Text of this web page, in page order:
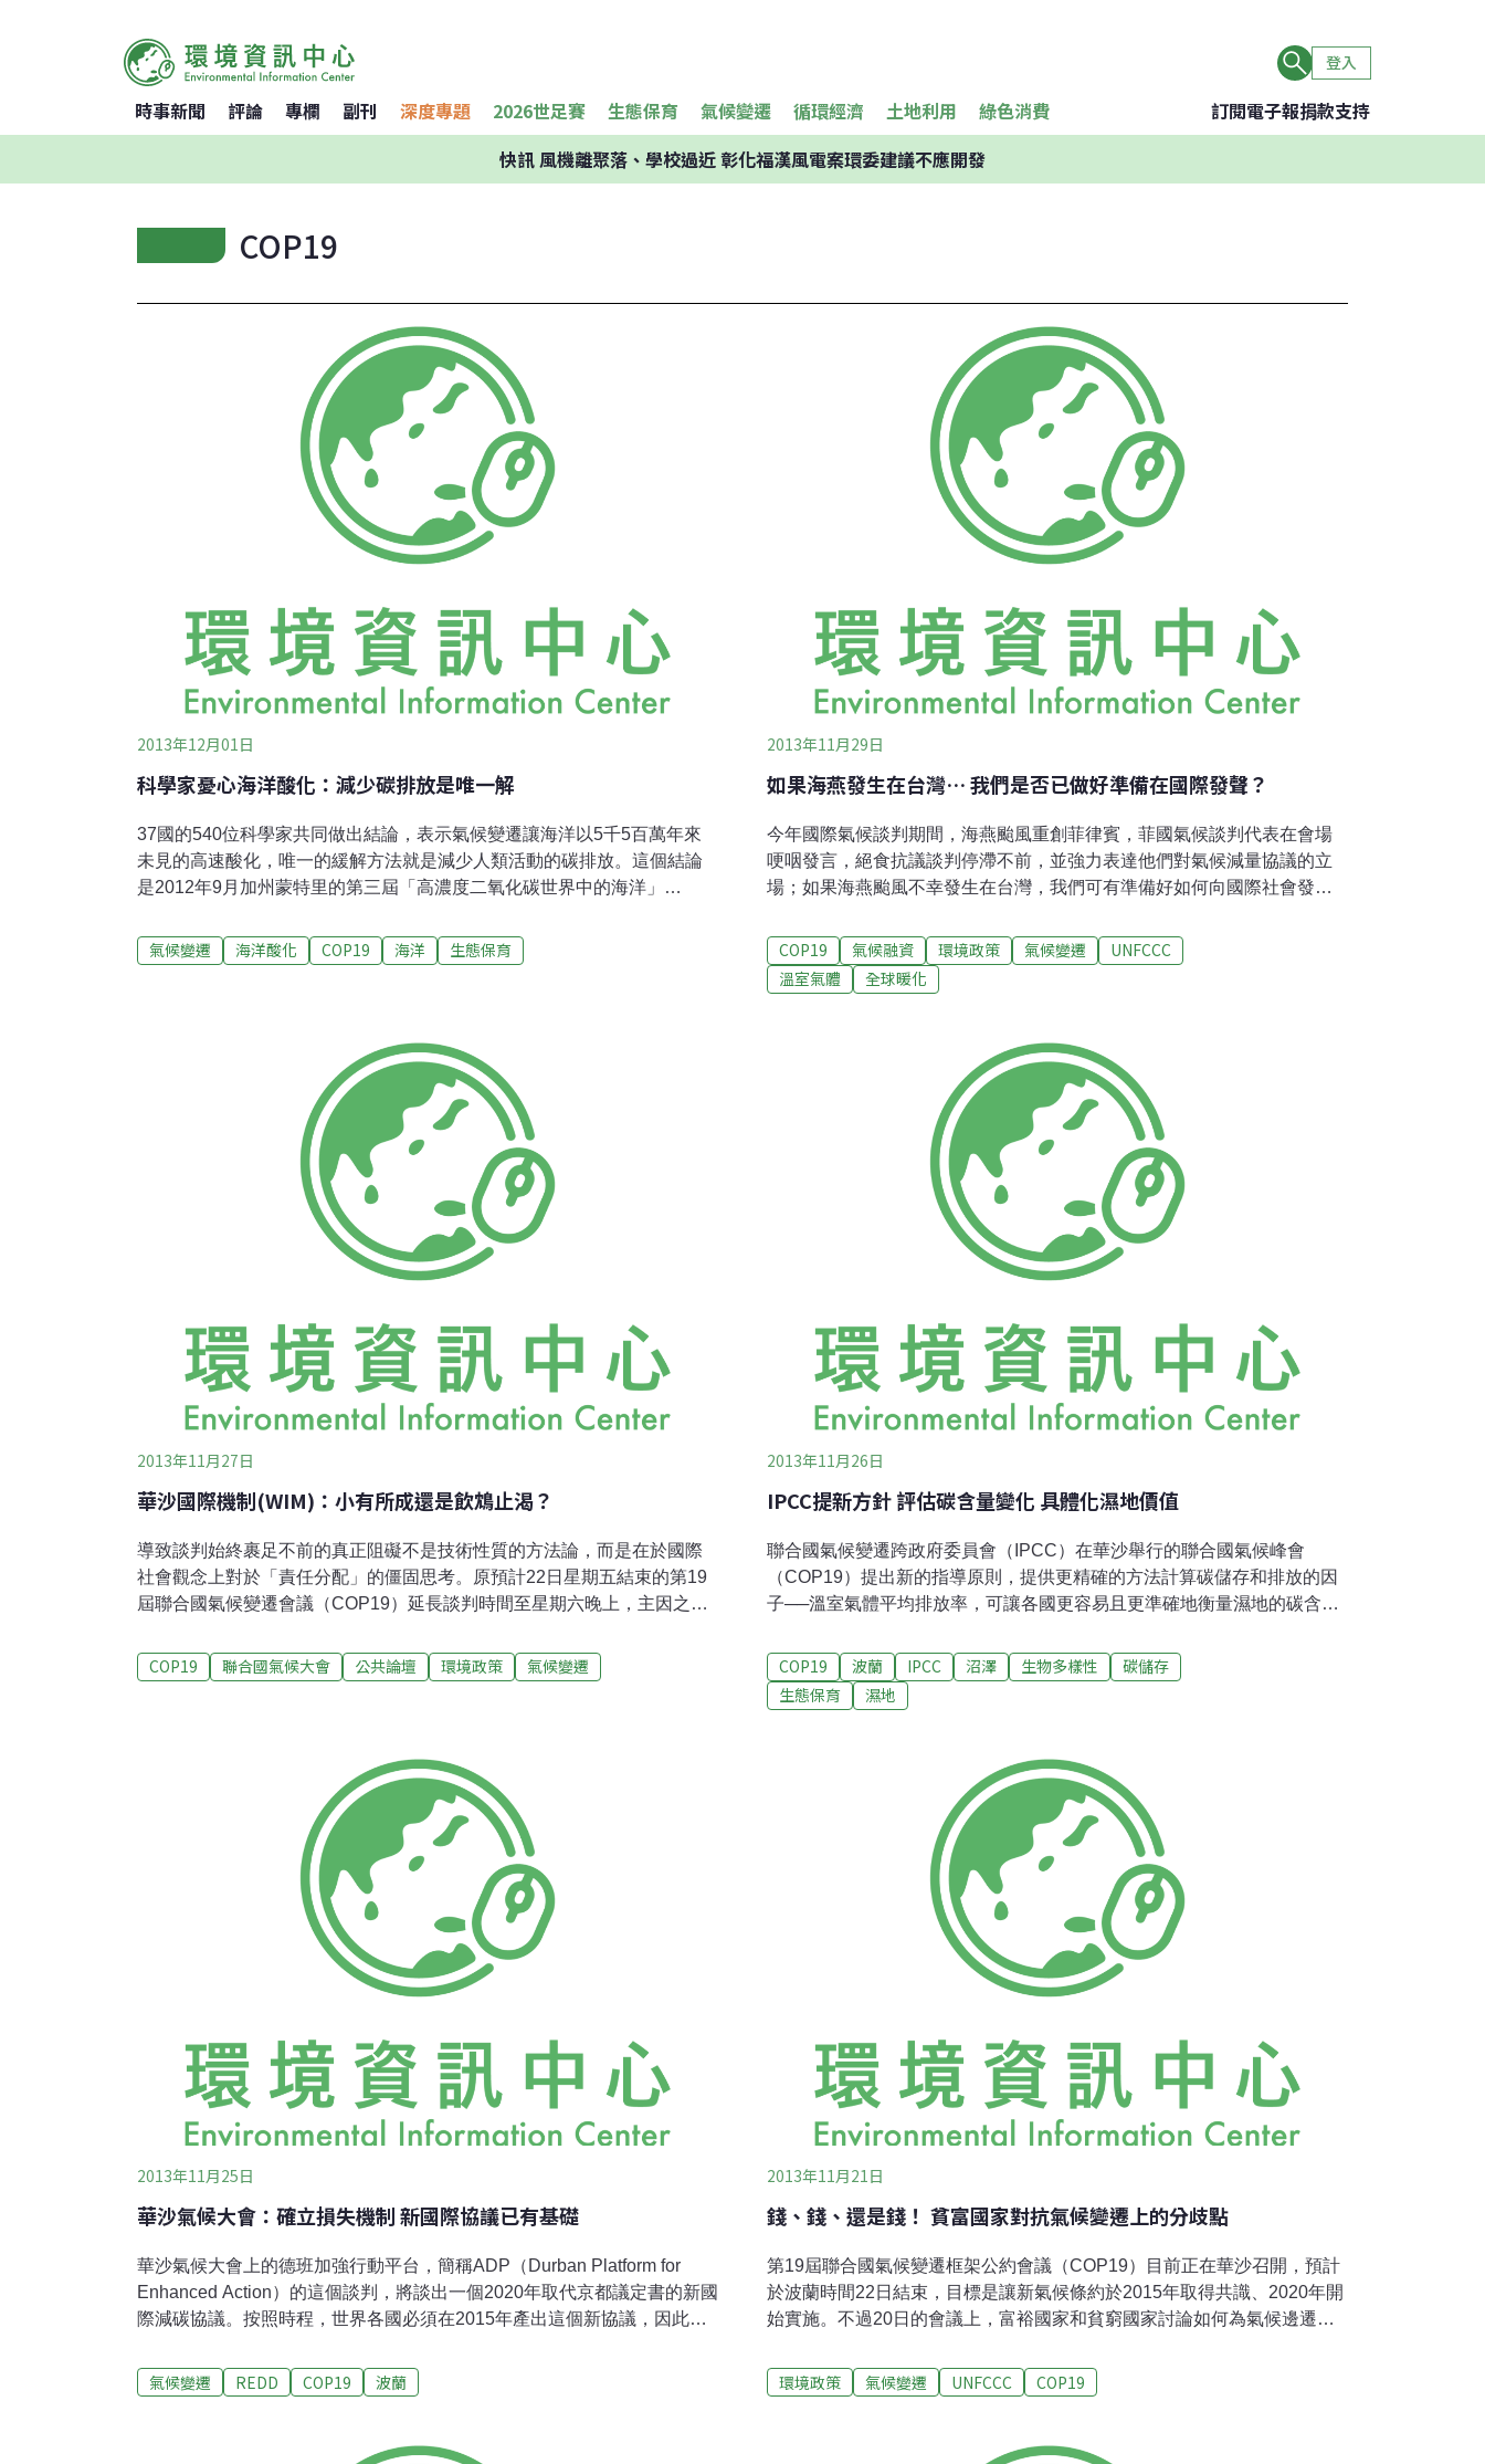
登入
時事新聞 評論 專欄 副刊 深度專題 2026世足賽 生態保育 氣候變遷 循環經濟 土地利用 綠色消費 訂閱電子報捐款支持
快訊風機離聚落、學校過近 彰化福漢風電案環委建議不應開發
COP19
2013年12月01日
科學家憂心海洋酸化：減少碳排放是唯一解
37國的540位科學家共同做出結論，表示氣候變遷讓海洋以5千5百萬年來
未見的高速酸化，唯一的緩解方法就是減少人類活動的碳排放。這個結論
是2012年9月加州蒙特里的第三屆「高濃度二氧化碳世界中的海洋」
國教科文組織下的跨政府海洋學委員會、海洋研究科學委員會、及國際地
圈──生物圈計劃共同總結成報告，提交到2013年11月11至22日在華沙舉
似乎能適應較高酸度的環境，但是珊瑚和甲殼類等其他生物很可能受到嚴
重影響。如果二氧化碳排放量持續不減，貝類漁獲可能每年損失達1300億
美元。海洋吸收了人類活動排放的二氧化碳總量近四分之一，報告顯示，
海洋每天吸收2400萬噸二氧化碳
氣候變遷 海洋酸化 COP19 海洋 生態保育
2013年11月29日
如果海燕發生在台灣… 我們是否已做好準備在國際發聲？
今年國際氣候談判期間，海燕颱風重創菲律賓，菲國氣候談判代表在會場
哽咽發言，絕食抗議談判停滯不前，並強力表達他們對氣候減量協議的立
場；如果海燕颱風不幸發生在台灣，我們可有準備好如何向國際社會發
授施文真、台大政治系助理教授林子倫、中原財法系助理教授林春元等
人，28日就聯合國氣候變遷綱要公約第19屆締約國會議的進展出席座談
會；從學者及與會青年的觀察中可以看出，此次會議幾乎沒有太大的進
如此。「這是慣性嗎？」葉俊榮問，國際上如此，國內也跟著如此，國會
不立法、政府不採取行動，也不會有壓力，那「我們在做什麼？」無力
感，然後不理會這個議題了嗎？「當然不是！」他期許，年年在關注、探
討，其實是一個「量能建構」（capacity building）的過程，「別人都在睡
COP19 氣候融資 環境政策 氣候變遷
UNFCCC
溫室氣體
全球暖化
2013年11月27日
華沙國際機制(WIM)：小有所成還是飲鴆止渴？
導致談判始終裹足不前的真正阻礙不是技術性質的方法論，而是在於國際
社會觀念上對於「責任分配」的僵固思考。原預計22日星期五結束的第19
屆聯合國氣候變遷會議（COP19）延長談判時間至星期六晚上，主因之一
的談判態度。主辦國波蘭因此設法在星期六促成與會談判各國能夠在氣候
治理資金、損失暨損害（the loss and damage）、森林維護等方面達成共
清楚可見與會國家的立場分歧，碳排大國間意見分殊更是不在話下。然
而，國際氣候談判的核心目標其實在有關暖化的諸多科學研究基礎上已然
十分明確，導致談判始終裹足不前的真正阻礙不是技術性質的方法論，而
是在於國際社會觀念上對於「責任分配」的僵固思考。國內層次上，凡參
COP19 聯合國氣候大會 公共論壇 環境政策 氣候變遷
2013年11月26日
IPCC提新方針 評估碳含量變化 具體化濕地價值
聯合國氣候變遷跨政府委員會（IPCC）在華沙舉行的聯合國氣候峰會
（COP19）提出新的指導原則，提供更精確的方法計算碳儲存和排放的因
子──溫室氣體平均排放率，可讓各國更容易且更準確地衡量濕地的碳含量
和沿海紅樹林，被認為是「高含碳」（high-carbon）的生態系統。這類濕
地有四分之三在東南亞，11％在南美洲，9％在非洲，3％在中美洲和加勒
比地區，少量在亞洲其他國家和太平洋島國。根據一篇丹尼爾與其他人聯
或PGC做單位），熱帶泥炭地儲存了89PGC，此論文在10月公佈於「碳管
理」雜誌（Carbon Management）。
COP19 波蘭 IPCC 沼澤 生物多樣性
碳儲存
生態保育
濕地
2013年11月25日
華沙氣候大會：確立損失機制 新國際協議已有基礎
華沙氣候大會上的德班加強行動平台，簡稱ADP（Durban Platform for
Enhanced Action）的這個談判，將談出一個2020年取代京都議定書的新國
際減碳協議。按照時程，世界各國必須在2015年產出這個新協議，因此
國家在氣候政策上凝聚共識，兩造都同意提出足夠的承諾，使氣候變遷危
機不威脅到未來世代。然而，這份ADP文件在今年一出生就難產，往後可
談判代表疲累的協商到周六下午。縱使最後獲得大會通過ADP文件，但只
氣候變遷 REDD COP19 波蘭
2013年11月21日
錢、錢、還是錢！ 貧富國家對抗氣候變遷上的分歧點
第19屆聯合國氣候變遷框架公約會議（COP19）目前正在華沙召開，預計
於波蘭時間22日結束，目標是讓新氣候條約於2015年取得共識、2020年開
始實施。不過20日的會議上，富裕國家和貧窮國家討論如何為氣候邊遷造
國家沒有展現足夠的意願來討論援助金或補償氣候變遷造成的損失，如海
平面上升或沙漠化現象。中國最高氣候變遷官員解振華說，開發中國家必
往後所有的旱災、熱浪和暴風雨承擔法律責任。歐盟氣候執委Connie
環境政策 氣候變遷 UNFCCC COP19